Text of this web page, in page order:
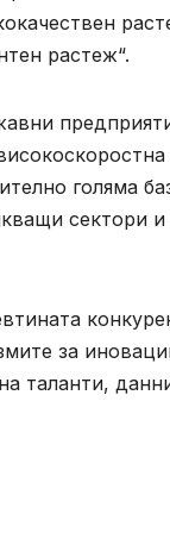
растеж“.
голяма
сектори и
за
таланти,